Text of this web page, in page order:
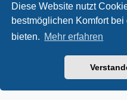
Diese Website nutzt
bestmöglichen Komfort bei
bieten. Mehr erfahren
Datenschutz|